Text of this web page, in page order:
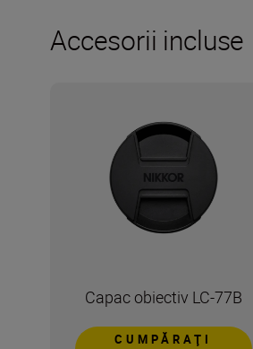
Accesorii incluse
Capac obiectiv LC-77B
CUMPĂRAŢI